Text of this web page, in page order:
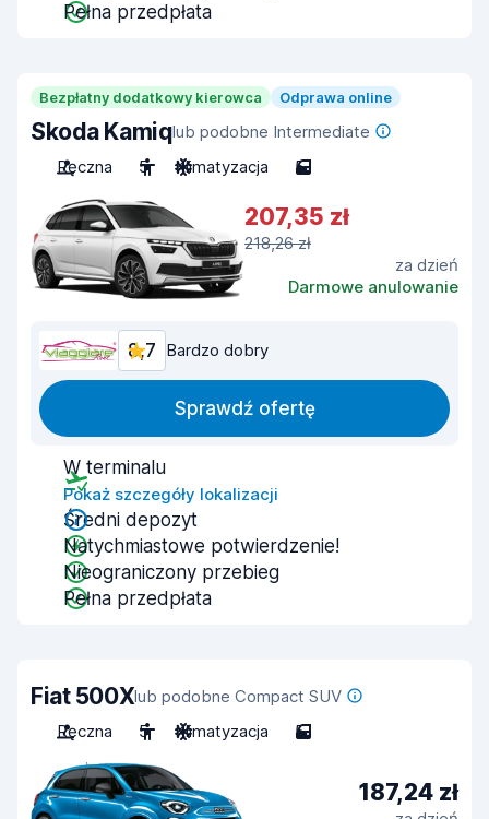
Pełna przedpłata
Bezpłatny dodatkowy kierowca Odprawa online
Skoda Kamiqlub podobne Intermediate
Ręczna
5 Klimatyzacja 5
207,35 zł
218,26 zł
za dzień
Darmowe anulowanie
8,7 Bardzo dobry
Sprawdź ofertę
W terminalu
Pokaż szczegóły lokalizacji
Średni depozyt
Natychmiastowe potwierdzenie!
Nieograniczony przebieg
Pełna przedpłata
Fiat 500Xlub podobne Compact SUV
Ręczna
5 Klimatyzacja 5
187,24 zł